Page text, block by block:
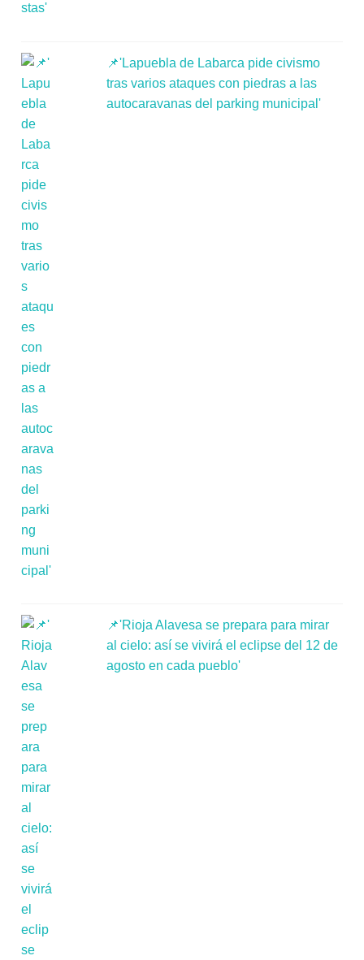
📌'Lapuebla de Labarca pide civismo
tras varios ataques con piedras a las
autocaravanas del parking municipal'
📌'Rioja Alavesa se prepara para mirar
al cielo: así se vivirá el eclipse del 12 de
agosto en cada pueblo'